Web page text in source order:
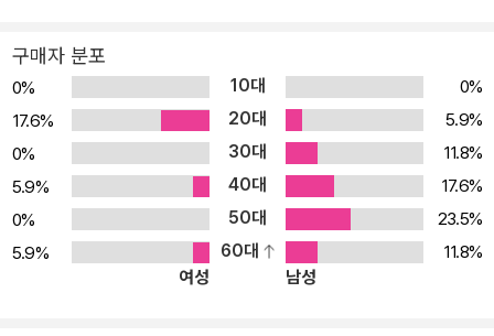
구매자 분포
0% 10대
0%
17.6%
20대
5.9%
0%
30대
11.8%
5.9%
40대
17.6%
0%
50대
23.5%
5.9%
60대
11.8%
여성
남성